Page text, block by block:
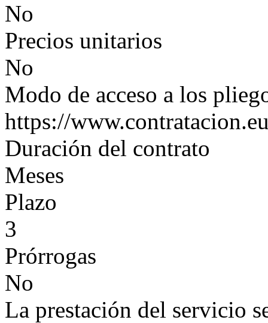
No
Precios unitarios
No
Modo de acceso a los
https://
Duración del contrato
Meses
Plazo
3
Prórrogas
No
La prestación del servicio